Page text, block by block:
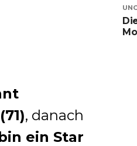
, danach
ein Star